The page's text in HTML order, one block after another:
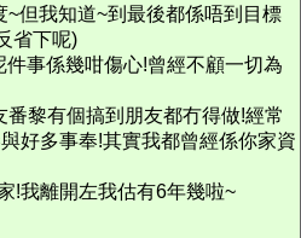
~但我知道~到最後都係唔到目標
省下呢)
事係幾咁傷心!曾經不顧一切為
黎有個搞到朋友都冇得做!經常
好多事奉!其實我都曾經係你家資
!我離開左我估有6年幾啦~